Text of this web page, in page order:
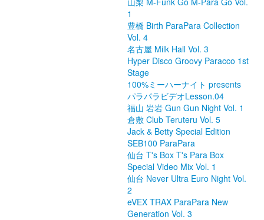
1
豊橋 Birth ParaPara Collection
Vol. 4
名古屋 Milk Hall Vol. 3
Hyper Disco Groovy Paracco 1st
Stage
100%ミーハーナイト presents
パラパラビデオLesson.04
福山 岩岩 Gun Gun Night Vol. 1
倉敷 Club Teruteru Vol. 5
Jack & Betty Special Edition
SEB100 ParaPara
仙台 T's Box T's Para Box
Special Video Mix Vol. 1
仙台 Never Ultra Euro Night Vol.
2
eVEX TRAX ParaPara New
Generation Vol. 3